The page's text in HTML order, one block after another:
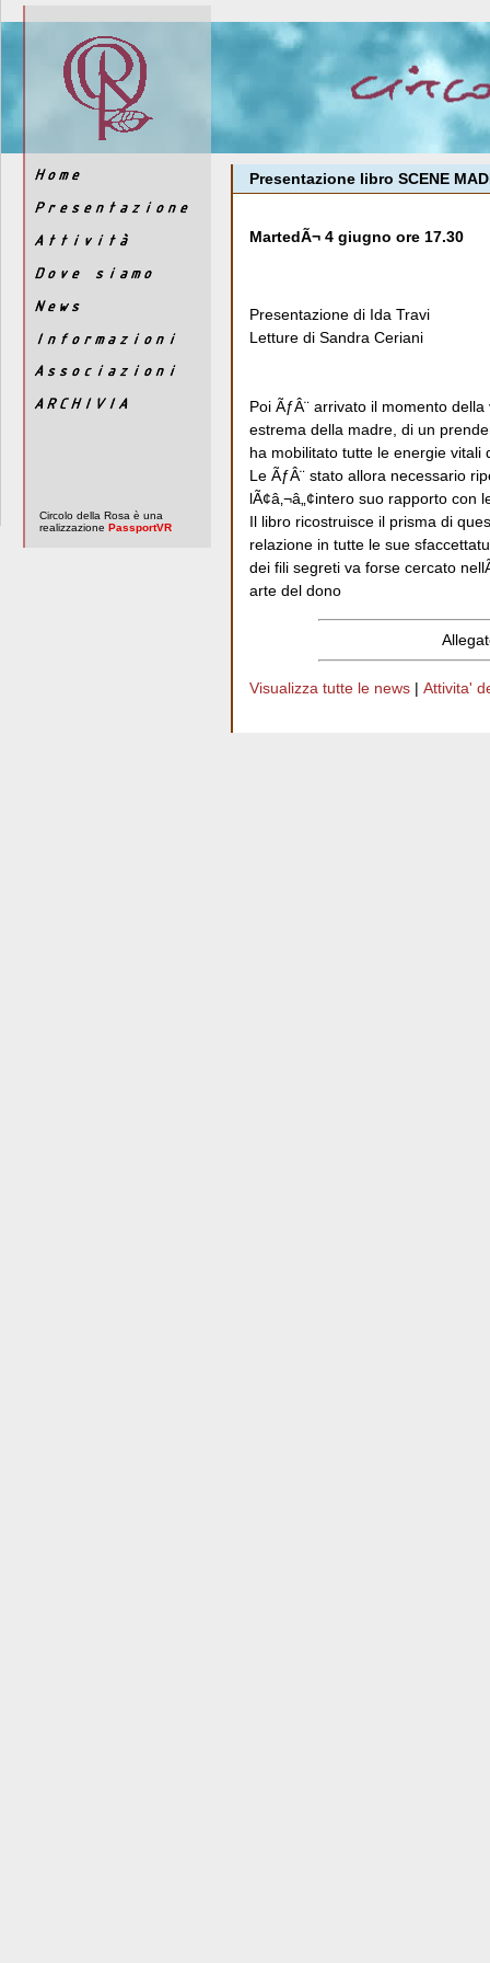
Circolo della Rosa è una
realizzazione PassportVR
Presentazione libro SCENE
MartedÃ¬ 4 giugno ore 17.30
Presentazione di Ida Travi
Letture di Sandra Ceriani
Poi ÃƒÂ¨ arrivato il momento della
estrema della madre, di un
ha mobilitato tutte le energie vitali
Le ÃƒÂ¨ stato allora necessario
lÃ¢â‚¬â„¢intero suo rapporto con
Il libro ricostruisce il prisma di
relazione in tutte le sue
dei fili segreti va forse cercato
arte del dono
Visualizza tutte le news | Attivita'